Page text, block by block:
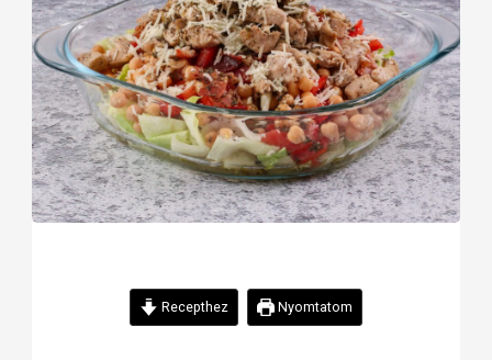
Recepthez Nyomtatom